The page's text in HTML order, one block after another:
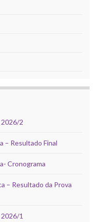
2026/2
– Resultado Final
Cronograma
– Resultado da Prova
1